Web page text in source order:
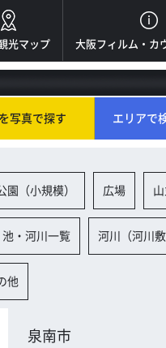
光マップ 大阪フィルム・カ
写真で探す エリアで
園（小規模） 広場
池・河川一覧 河川（河川敷
他
泉南市